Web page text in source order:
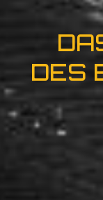
DES